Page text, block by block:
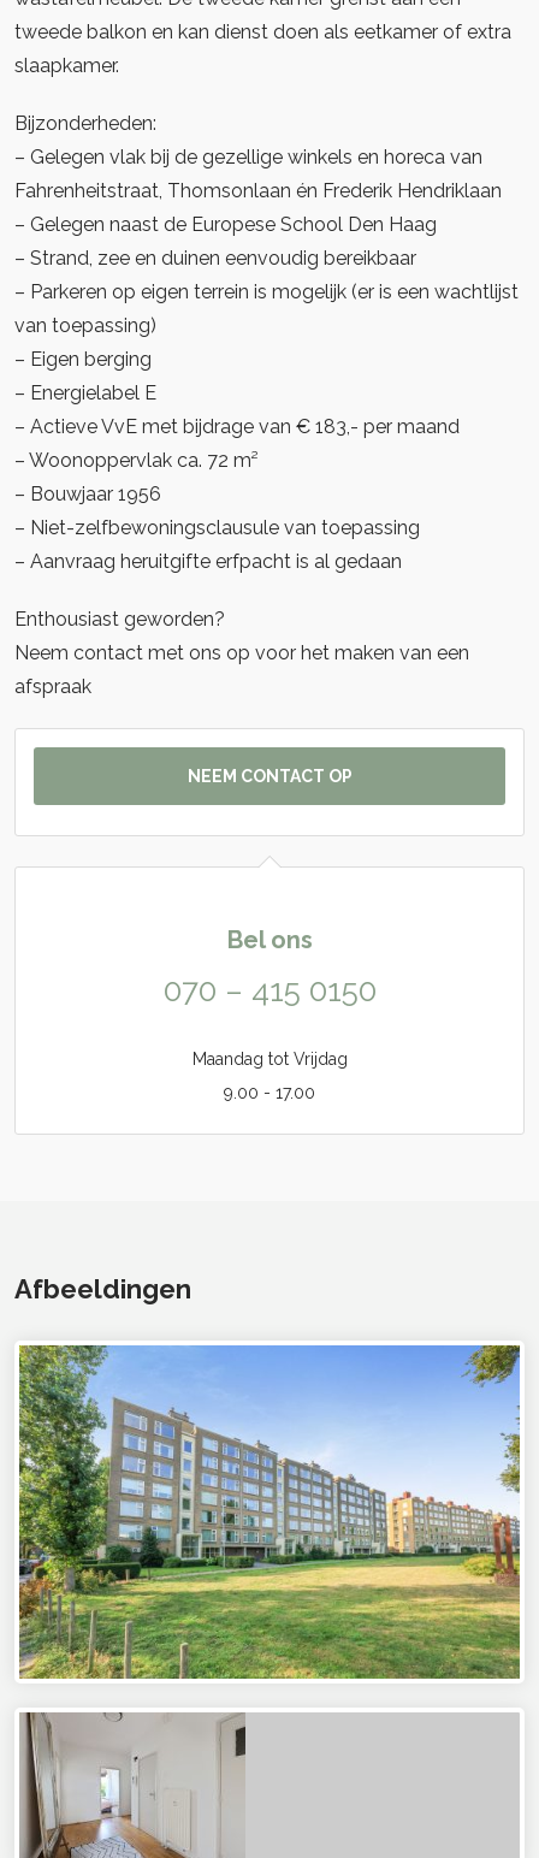
tweede balkon en kan dienst doen als eetkamer of extra
slaapkamer.
Bijzonderheden:
– Gelegen vlak bij de gezellige winkels en horeca van
Fahrenheitstraat, Thomsonlaan én Frederik Hendriklaan
– Gelegen naast de Europese School Den Haag
– Strand, zee en duinen eenvoudig bereikbaar
– Parkeren op eigen terrein is mogelijk (er is een wachtlijst
van toepassing)
– Eigen berging
– Energielabel E
– Actieve VvE met bijdrage van € 183,- per maand
– Woonoppervlak ca. 72 m²
– Bouwjaar 1956
– Niet-zelfbewoningsclausule van toepassing
– Aanvraag heruitgifte erfpacht is al gedaan
Enthousiast geworden?
Neem contact met ons op voor het maken van een
afspraak
NEEM CONTACT OP
Bel ons
070 – 415 0150
Maandag tot Vrijdag
9.00 - 17.00
Afbeeldingen